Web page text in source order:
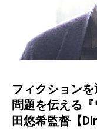
フィクション
問題を伝える
田悠希監督【